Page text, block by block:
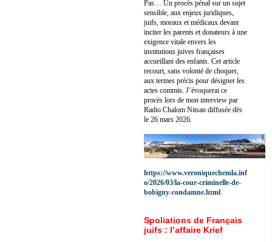
Pas… Un procès pénal sur un sujet
sensible, aux enjeux juridiques,
juifs, moraux et médicaux devant
inciter les parents et donateurs à une
exigence vitale envers les
institutions juives françaises
accueillant des enfants. Cet article
recourt, sans volonté de choquer,
aux termes précis pour désigner les
actes commis. J’évoquerai ce
procès lors de mon interview par
Radio Chalom Nitsan diffusée dès
le 26 mars 2026.
https://www.veroniquechemla.inf
o/2026/03/la-cour-criminelle-de-
bobigny-condamne.html
Spoliations de Français
juifs : l’affaire Krief